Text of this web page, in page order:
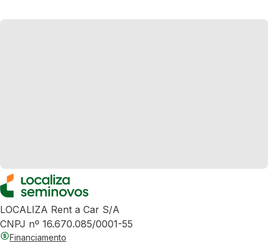
LOCALIZA Rent a Car S/A
CNPJ nº 16.670.085/0001-55
Financiamento